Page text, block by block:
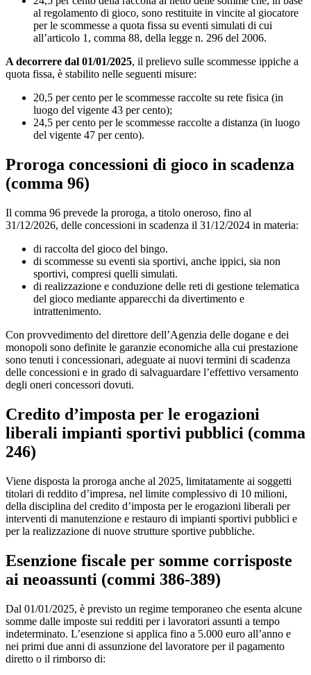
al regolamento di gioco, sono restituite in vincite al giocatore
per le scommesse a quota fissa su eventi simulati di cui
all’articolo 1, comma 88, della legge n. 296 del 2006.
A decorrere dal 01/01/2025, il prelievo sulle scommesse ippiche a
quota fissa, è stabilito nelle seguenti misure:
20,5 per cento per le scommesse raccolte su rete fisica (in
luogo del vigente 43 per cento);
24,5 per cento per le scommesse raccolte a distanza (in luogo
del vigente 47 per cento).
Proroga concessioni di gioco in scadenza
(comma 96)
Il comma 96 prevede la proroga, a titolo oneroso, fino al
31/12/2026, delle concessioni in scadenza il 31/12/2024 in materia:
di raccolta del gioco del bingo.
di scommesse su eventi sia sportivi, anche ippici, sia non
sportivi, compresi quelli simulati.
di realizzazione e conduzione delle reti di gestione telematica
del gioco mediante apparecchi da divertimento e
intrattenimento.
Con provvedimento del direttore dell’Agenzia delle dogane e dei
monopoli sono definite le garanzie economiche alla cui prestazione
sono tenuti i concessionari, adeguate ai nuovi termini di scadenza
delle concessioni e in grado di salvaguardare l’effettivo versamento
degli oneri concessori dovuti.
Credito d’imposta per le erogazioni
liberali impianti sportivi pubblici (comma
246)
Viene disposta la proroga anche al 2025, limitatamente ai soggetti
titolari di reddito d’impresa, nel limite complessivo di 10 milioni,
della disciplina del credito d’imposta per le erogazioni liberali per
interventi di manutenzione e restauro di impianti sportivi pubblici e
per la realizzazione di nuove strutture sportive pubbliche.
Esenzione fiscale per somme corrisposte
ai neoassunti (commi 386-389)
Dal 01/01/2025, è previsto un regime temporaneo che esenta alcune
somme dalle imposte sui redditi per i lavoratori assunti a tempo
indeterminato. L’esenzione si applica fino a 5.000 euro all’anno e
nei primi due anni di assunzione del lavoratore per il pagamento
diretto o il rimborso di: